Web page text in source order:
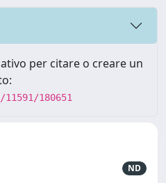
per citare o creare un
180651
ND